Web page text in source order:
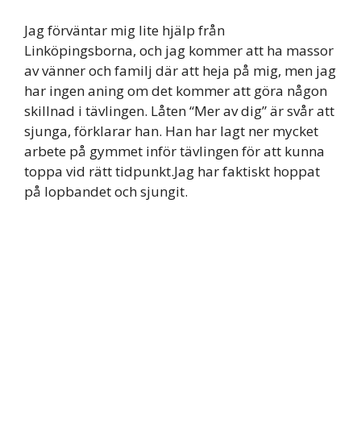
Jag förväntar mig lite hjälp från
Linköpingsborna, och jag kommer att ha massor
av vänner och familj där att heja på mig, men jag
har ingen aning om det kommer att göra någon
skillnad i tävlingen. Låten “Mer av dig” är svår att
sjunga, förklarar han. Han har lagt ner mycket
arbete på gymmet inför tävlingen för att kunna
toppa vid rätt tidpunkt.Jag har faktiskt hoppat
på lopbandet och sjungit.